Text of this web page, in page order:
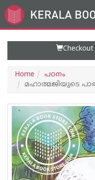
Go
to
Checkout
Home
പഠനം
മഹാത്മജിയുടെ